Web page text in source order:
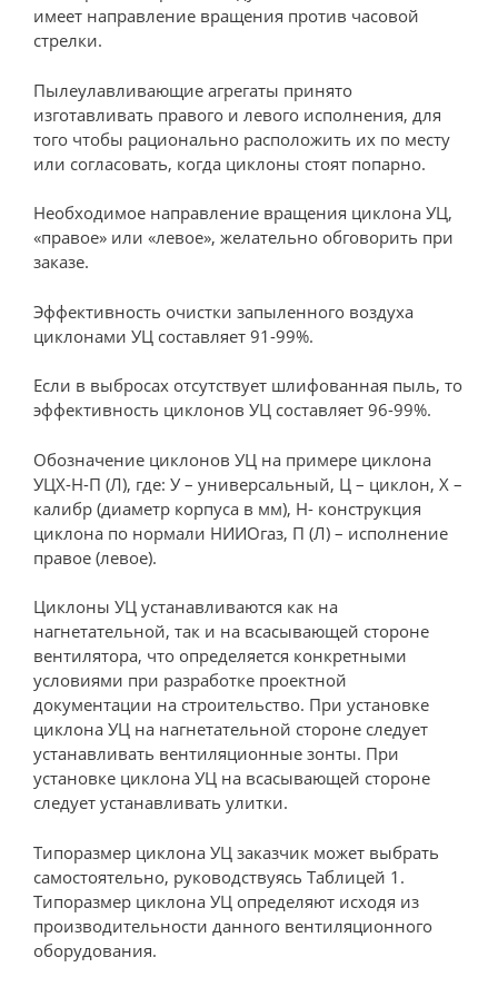
имеет направление вращения против часовой
стрелки.
Пылеулавливающие агрегаты принято
изготавливать правого и левого исполнения, для
того чтобы рационально расположить их по месту
или согласовать, когда циклоны стоят попарно.
Необходимое направление вращения циклона УЦ,
«правое» или «левое», желательно обговорить при
заказе.
Эффективность очистки запыленного воздуха
циклонами УЦ составляет 91-99%.
Если в выбросах отсутствует шлифованная пыль, то
эффективность циклонов УЦ составляет 96-99%.
Обозначение циклонов УЦ на примере циклона
УЦХ-Н-П (Л), где: У – универсальный, Ц – циклон, Х –
калибр (диаметр корпуса в мм), Н- конструкция
циклона по нормали НИИОгаз, П (Л) – исполнение
правое (левое).
Циклоны УЦ устанавливаются как на
нагнетательной, так и на всасывающей стороне
вентилятора, что определяется конкретными
условиями при разработке проектной
документации на строительство. При установке
циклона УЦ на нагнетательной стороне следует
устанавливать вентиляционные зонты. При
установке циклона УЦ на всасывающей стороне
следует устанавливать улитки.
Типоразмер циклона УЦ заказчик может выбрать
самостоятельно, руководствуясь Таблицей 1.
Типоразмер циклона УЦ определяют исходя из
производительности данного вентиляционного
оборудования.